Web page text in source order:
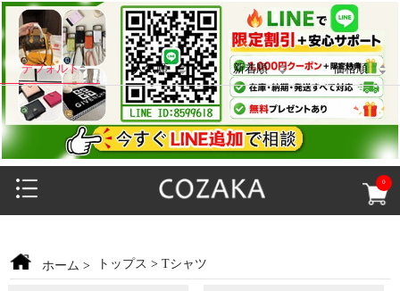
0
デフォルト 人気順 新着順 価格順
ホーム > トップス >Tシャツ